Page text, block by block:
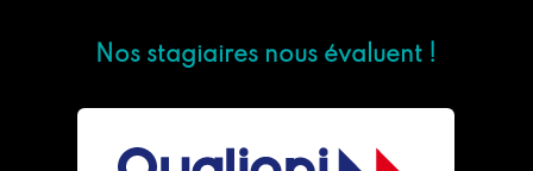
Nos stagiaires nous évaluent !